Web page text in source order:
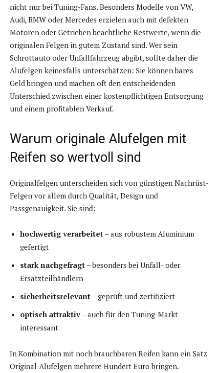
nicht nur bei Tuning-Fans. Besonders Modelle von VW,
Audi, BMW oder Mercedes erzielen auch mit defekten
Motoren oder Getrieben beachtliche Restwerte, wenn die
originalen Felgen in gutem Zustand sind. Wer sein
Schrottauto oder Unfallfahrzeug abgibt, sollte daher die
Alufelgen keinesfalls unterschätzen: Sie können bares
Geld bringen und machen oft den entscheidenden
Unterschied zwischen einer kostenpflichtigen Entsorgung
und einem profitablen Verkauf.
Warum originale Alufelgen mit
Reifen so wertvoll sind
Originalfelgen unterscheiden sich von günstigen Nachrüst-
Felgen vor allem durch Qualität, Design und
Passgenauigkeit. Sie sind:
hochwertig verarbeitet – aus robustem Aluminium
gefertigt
stark nachgefragt – besonders bei Unfall- oder
Ersatzteilhändlern
sicherheitsrelevant – geprüft und zertifiziert
optisch attraktiv– auch für den Tuning-Markt
interessant
In Kombination mit noch brauchbaren Reifen kann ein Satz
Original-Alufelgen mehrere Hundert Euro bringen.